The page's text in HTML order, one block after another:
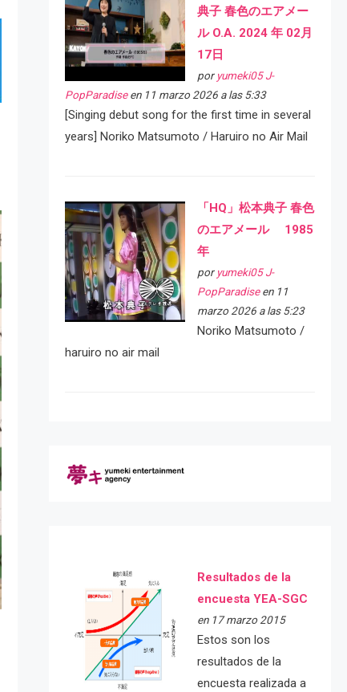
典子 春色のエアメー
ル O.A. 2024 年 02月
17日
por yumeki05 J-
PopParadiseen 11 marzo 2026 a las 5:33
[Singing debut song for the first time in several
years] Noriko Matsumoto / Haruiro no Air Mail
「HQ」松本典子 春色
のエアメール 1985
年
por yumeki05 J-
PopParadiseen 11
marzo 2026 a las 5:23
Noriko Matsumoto /
haruiro no air mail
Resultados de la
encuesta YEA-SGC
en 17 marzo 2015
Estos son los
resultados de la
encuesta realizada a